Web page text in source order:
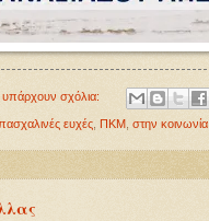
σχόλια:
ευχές ΠΚΜ στην κοινωνία